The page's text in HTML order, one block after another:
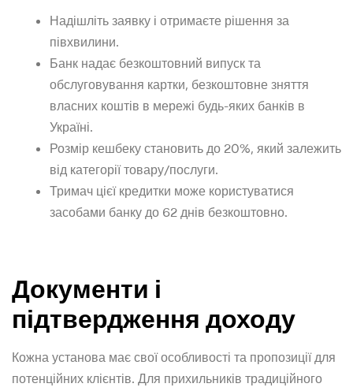
Надішліть заявку і отримаєте рішення за
півхвилини.
Банк надає безкоштовний випуск та
обслуговування картки, безкоштовне зняття
власних коштів в мережі будь-яких банків в
Україні.
Розмір кешбеку становить до 20%, який залежить
від категорії товару/послуги.
Тримач цієї кредитки може користуватися
засобами банку до 62 днів безкоштовно.
Документи і
підтвердження доходу
Кожна установа має свої особливості та пропозиції для
потенційних клієнтів. Для прихильників традиційного